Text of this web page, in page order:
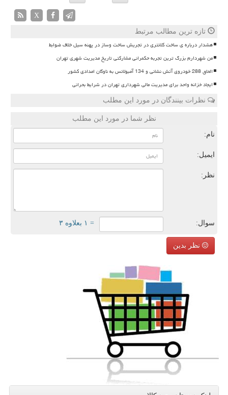
X
تازه ترین مطالب مرتبط
هشدار درباره ی ساخت کلانتری در تجریش ساخت وساز در پهنه سیل خلاف ضوابط
من شهردارم بزرگ ترین تجربه حکمرانی مشارکتی تاریخ مدیریت شهری تهران
الحاق 288 خودروی آتش نشانی و 134 آمبولانس به ناوگان امدادی کشور
ایجاد خزانه واحد برای مدیریت مالی شهرداری تهران در شرایط بحرانی
نظرات بینندگان در مورد این مطلب
نظر شما در مورد این مطلب
نام:
ایمیل:
نظر:
سوال: = ۱ بعلاوه ۳
نظر بدین